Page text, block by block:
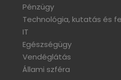
Pénzügy
Technológia, kutatás és
IT
Egészségügy
Vendéglátás
Állami szféra